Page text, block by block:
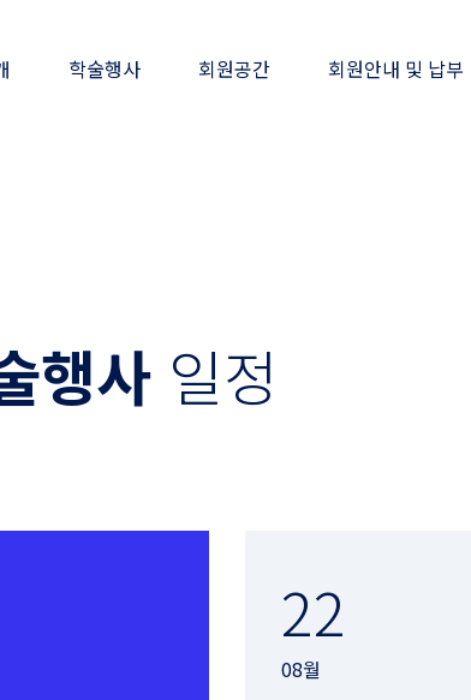
학술행사 회원공간 회원안내 및 납부
행사 일정
22
08월